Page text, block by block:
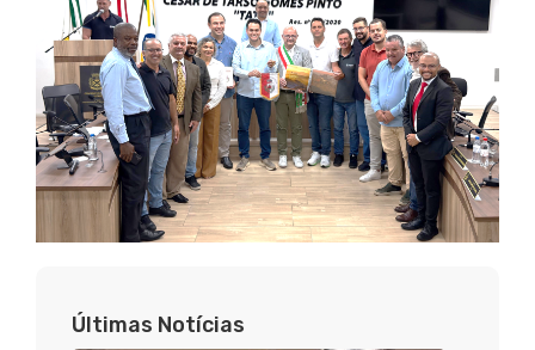
Últimas Notícias